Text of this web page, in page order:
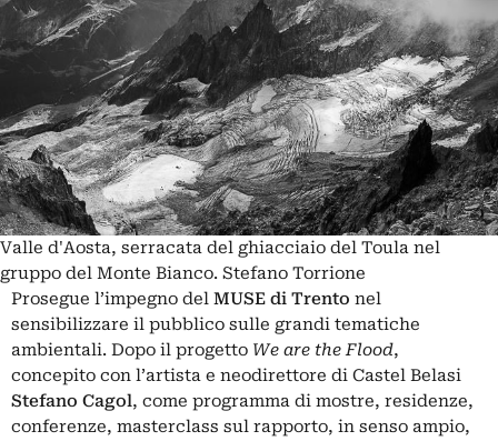
Valle d'Aosta, serracata del ghiacciaio del Toula nel
gruppo del Monte Bianco. Stefano Torrione
Prosegue l’impegno del MUSE di Trento nel
sensibilizzare il pubblico sulle grandi tematiche
ambientali. Dopo il progetto We are the Flood,
concepito con l’artista e neodirettore di Castel Belasi
Stefano Cagol, come programma di mostre, residenze,
conferenze, masterclass sul rapporto, in senso ampio,